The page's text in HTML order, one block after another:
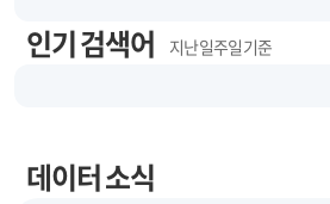
인기 검색어 지난 일주일 기준
데이터 소식